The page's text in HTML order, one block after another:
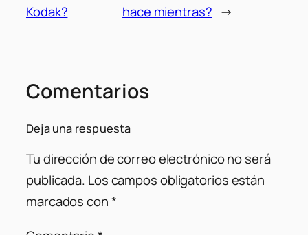
Kodak?
hace mientras? →
Comentarios
Deja una respuesta
Tu dirección de correo electrónico no será
publicada. Los campos obligatorios están
marcados con*